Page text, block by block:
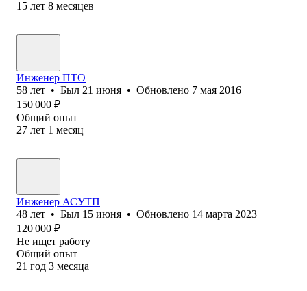
15 лет 8 месяцев
Инженер ПТО
58 лет • Был 21 июня • Обновлено 7 мая 2016
150 000 ₽
Общий опыт
27 лет 1 месяц
Инженер АСУТП
48 лет • Был 15 июня • Обновлено 14 марта 2023
120 000 ₽
Не ищет работу
Общий опыт
21 год 3 месяца